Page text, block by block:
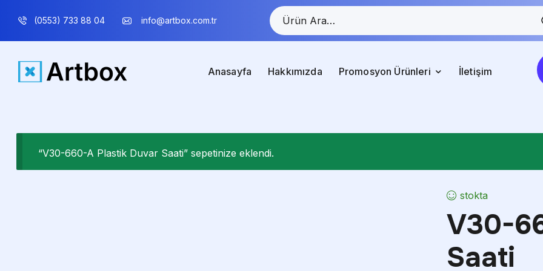
(0553) 733 88 04 info@artbox.com.tr
Anasayfa Hakkımızda Promosyon Ürünleri İletişim
“V30-660-A Plastik Duvar Saati” sepetinize eklendi.
stokta
V30-
Saati